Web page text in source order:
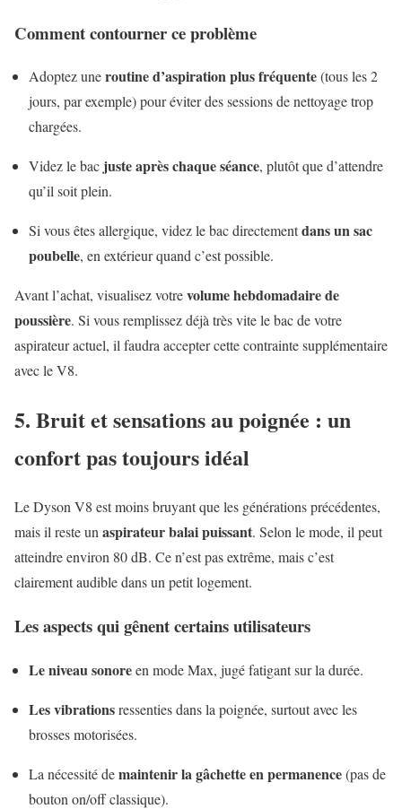
Comment contourner ce problème
Adoptez uneroutine d’aspiration plus fréquente(tous les 2
jours, par exemple) pour éviter des sessions de nettoyage trop
chargées.
Videz le bac juste après chaque séance, plutôt que d’attendre
qu’il soit plein.
Si vous êtes allergique, videz le bac directementdans un sac
poubelle, en extérieur quand c’est possible.
Avant l’achat, visualisez votrevolume hebdomadaire de
poussière. Si vous remplissez déjà très vite le bac de votre
aspirateur actuel, il faudra accepter cette contrainte supplémentaire
avec le V8.
5. Bruit et sensations au poignée : un
confort pas toujours idéal
Le Dyson V8 est moins bruyant que les générations précédentes,
mais il reste unaspirateur balai puissant. Selon le mode, il peut
atteindre environ 80 dB. Ce n’est pas extrême, mais c’est
clairement audible dans un petit logement.
Les aspects qui gênent certains utilisateurs
Le niveau sonoreen mode Max, jugé fatigant sur la durée.
Les vibrationsressenties dans la poignée, surtout avec les
brosses motorisées.
La nécessité demaintenir la gâchette en permanence(pas de
bouton on/off classique).